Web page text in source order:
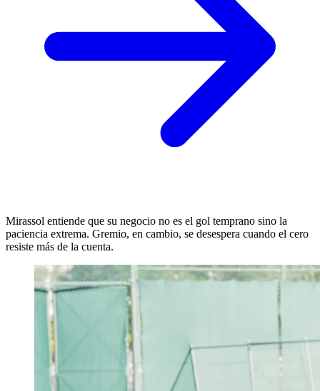
Mirassol entiende que su negocio no es el gol temprano sino la
paciencia extrema. Gremio, en cambio, se desespera cuando el cero
resiste más de la cuenta.